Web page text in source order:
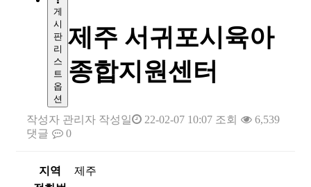
게
시
판
리
스
트
옵
션
제주 서귀포시육아
종합지원센터
작성자 관리자 작성일 22-02-07 10:07 조회
6,539
댓글
0
지역
제주